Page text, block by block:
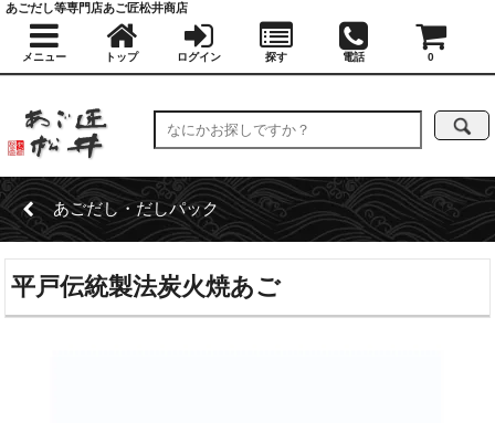
あごだし・だしパック
平戸伝統製法炭火焼あご
あごだし等専門店あご匠松井商店
メニュー トップ ログイン 探す 電話 0